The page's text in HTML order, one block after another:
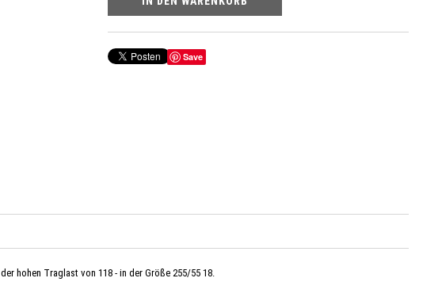
Save
hohen Traglast von 118 - in der Größe 255/55 18.